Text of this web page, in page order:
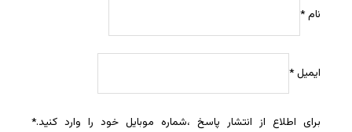
نام*
ایمیل*
برای اطلاع از انتشار پاسخ ،شماره موبایل خود را وارد کنید.*